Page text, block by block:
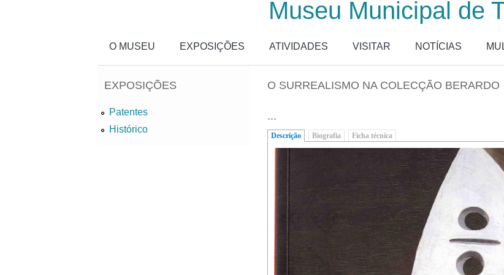
Museu Municipal de
O MUSEU EXPOSIÇÕES ATIVIDADES VISITAR NOTÍCIAS
O SURREALISMO NA COLECÇÃO BERARDO
...
Descrição (separador ativo)
Biografia Ficha técnica
EXPOSIÇÕES
Patentes
Histórico